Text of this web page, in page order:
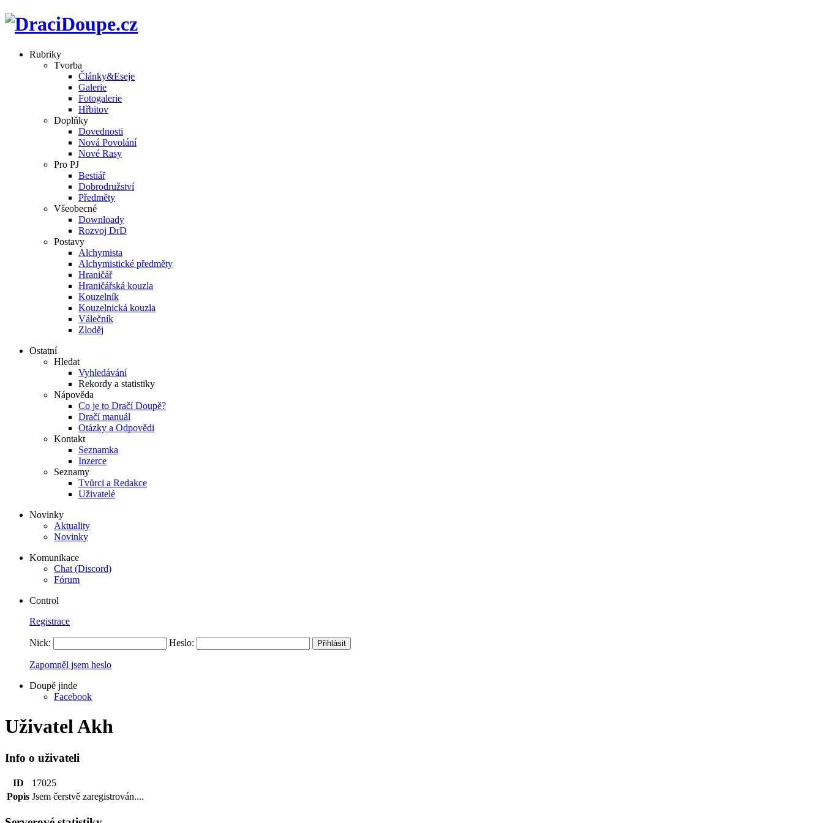
Rubriky
Tvorba
Články&Eseje
Galerie
Fotogalerie
Hřbitov
Doplňky
Dovednosti
Nová Povolání
Nové Rasy
Pro PJ
Bestiář
Dobrodružství
Předměty
Všeobecné
Downloady
Rozvoj DrD
Postavy
Alchymista
Alchymistické předměty
Hraničář
Hraničářská kouzla
Kouzelník
Kouzelnická kouzla
Válečník
Zloděj
Ostatní
Hledat
Vyhledávání
Rekordy a statistiky
Nápověda
Co je to Dračí Doupě?
Dračí manuál
Otázky a Odpovědi
Kontakt
Seznamka
Inzerce
Seznamy
Tvůrci a Redakce
Uživatelé
Novinky
Aktuality
Novinky
Komunikace
Chat (Discord)
Fórum
Control
Registrace
Nick: Heslo:
Zapomněl jsem heslo
Doupě jinde
Facebook
Uživatel Akh
Info o uživateli
ID
17025
Popis Jsem čerstvě zaregistrován....